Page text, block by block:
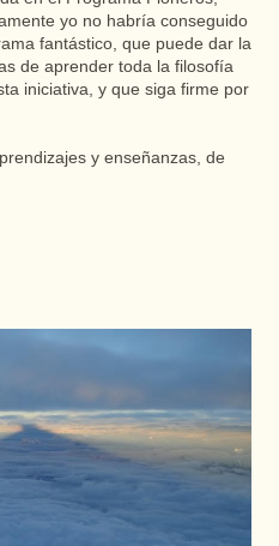
yo no habría conseguido
fantástico, que puede dar la
de aprender toda la filosofía
iniciativa, y que siga firme por
y enseñanzas, de